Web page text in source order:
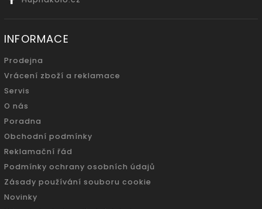
INFORMACE
Prodejna
Vrácení zboží a reklamace
Servis
O nás
Poradna
Obchodní podmínky
Reklamační řád
Podmínky ochrany osobních údajů
Zásady používání souboru cookie
Novinky